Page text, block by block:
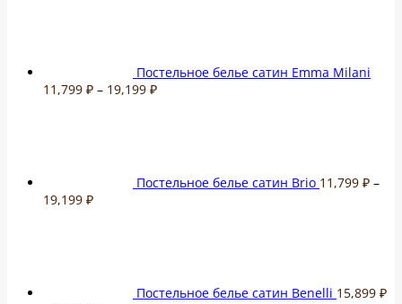
Постельное белье сатин Emma Milani
11,799 ₽ – 19,199 ₽Диапазон
Постельное белье сатин Brio 11,799 ₽ –
19,199 ₽Диапазон
Постельное белье сатин Benelli 15,899 ₽